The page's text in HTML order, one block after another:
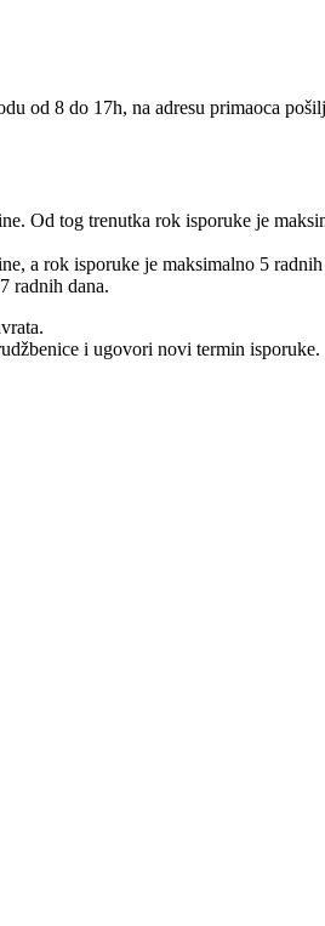
od 8 do 17h, na adresu primaoca
Od tog trenutka rok isporuke je
a rok isporuke je maksimalno 5
radnih dana.
i ugovori novi termin isporuke.